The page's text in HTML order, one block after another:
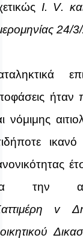
I. V.
24/
ήταν
νόμιμης
την
v